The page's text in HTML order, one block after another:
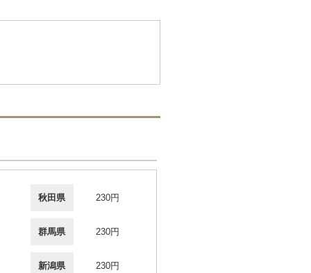
秋田県 230円
群馬県 230円
新潟県 230円